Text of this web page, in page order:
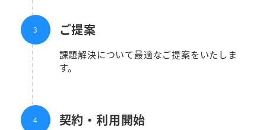
ご提案
課題解決について最適なご提案をいたしま
す。
契約・利用開始